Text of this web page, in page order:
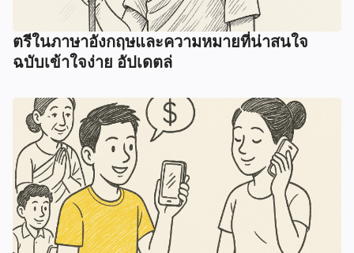
ตรีในภาษาอังกฤษและความหมายที่น่าสนใจ
ฉบับเข้าใจง่าย อัปเดตล่